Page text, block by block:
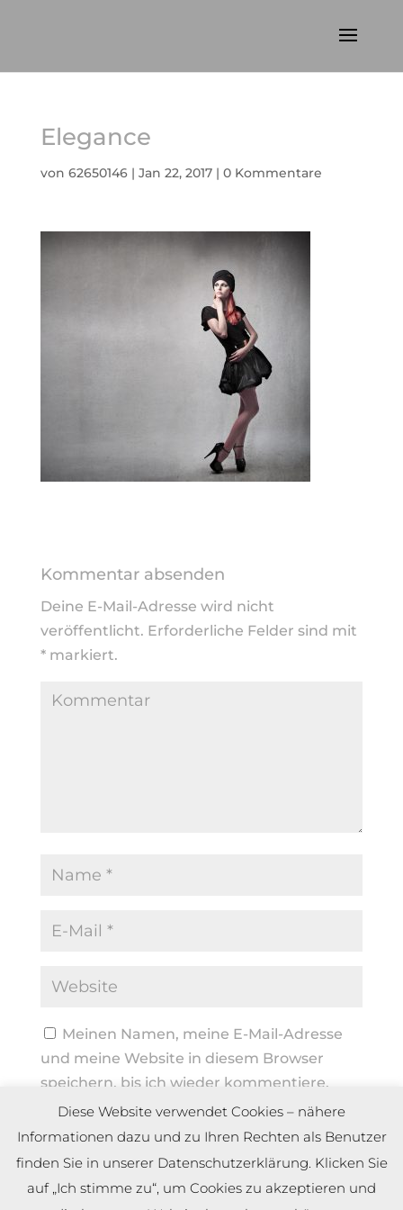
Elegance
von 62650146| Jan 22, 2017| 0 Kommentare
Kommentar absenden
Deine E-Mail-Adresse wird nicht
veröffentlicht. Erforderliche Felder sind mit
*markiert.
Meinen Namen, meine E-Mail-Adresse
und meine Website in diesem Browser
speichern, bis ich wieder kommentiere.
Diese Website verwendet Cookies – nähere
Informationen dazu und zu Ihren Rechten als Benutzer
finden Sie in unserer Datenschutzerklärung. Klicken Sie
auf „Ich stimme zu“, um Cookies zu akzeptieren und